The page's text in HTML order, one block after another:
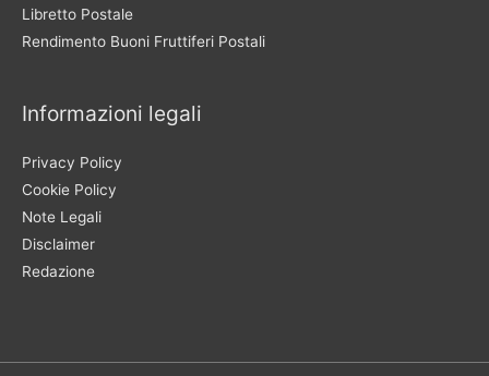
Libretto Postale
Rendimento Buoni Fruttiferi Postali
Informazioni legali
Privacy Policy
Cookie Policy
Note Legali
Disclaimer
Redazione